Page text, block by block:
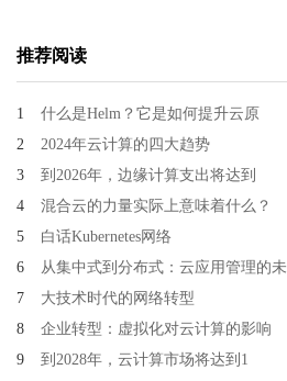
推荐阅读
1
什么是Helm？它是如何提升云原
2
2024年云计算的四大趋势
3
到2026年，边缘计算支出将达到
4
混合云的力量实际上意味着什么？
5
白话Kubernetes网络
6
从集中式到分布式：云应用管理的未
7
大技术时代的网络转型
8
企业转型：虚拟化对云计算的影响
9
到2028年，云计算市场将达到1